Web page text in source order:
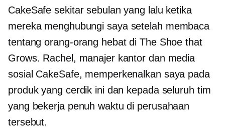
CakeSafe sekitar sebulan yang lalu ketika
mereka menghubungi saya setelah membaca
tentang orang-orang hebat di The Shoe that
Grows. Rachel, manajer kantor dan media
sosial CakeSafe, memperkenalkan saya pada
produk yang cerdik ini dan kepada seluruh tim
yang bekerja penuh waktu di perusahaan
tersebut.